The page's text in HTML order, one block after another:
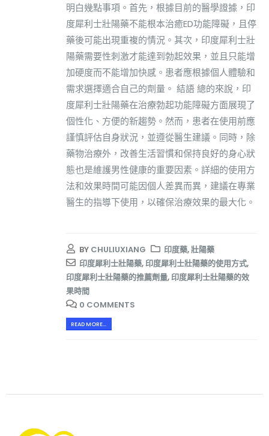
明白幾點事項。首先，根據目前的醫學證據，印
度犀利士壯陽藥不能根本治癒ED功能障礙，且停
藥後可能出現重複的情況。其次，印度犀利士壯
陽藥需要性刺激才能達到勃起效果，並且只能增
加硬度而不能增加快感。患者應根據個人體驗和
需求選擇適合自己的劑量。 結語 總的來說，印
度犀利士壯陽藥在治療勃起功能障礙方面展現了
個性化、方便的新趨勢。然而，患者在使用前應
謹慎評估自身狀況，並遵從醫生建議。同時，除
藥物治療外，改善生活習慣和保持良好的身心狀
態也是維護男性健康的重要因素。詳細的使用方
法和效果時間可能因個人差異而異，建議在專業
醫生的指導下使用，以確保治療效果的最大化。
BY CHULIUXIANG 印度藥,壯陽藥
印度犀利士壯陽藥,印度犀利士壯陽藥的使用方式,
印度犀利士壯陽藥的推薦劑量,印度犀利士壯陽藥的效
果時間
0 COMMENTS
READ MORE...